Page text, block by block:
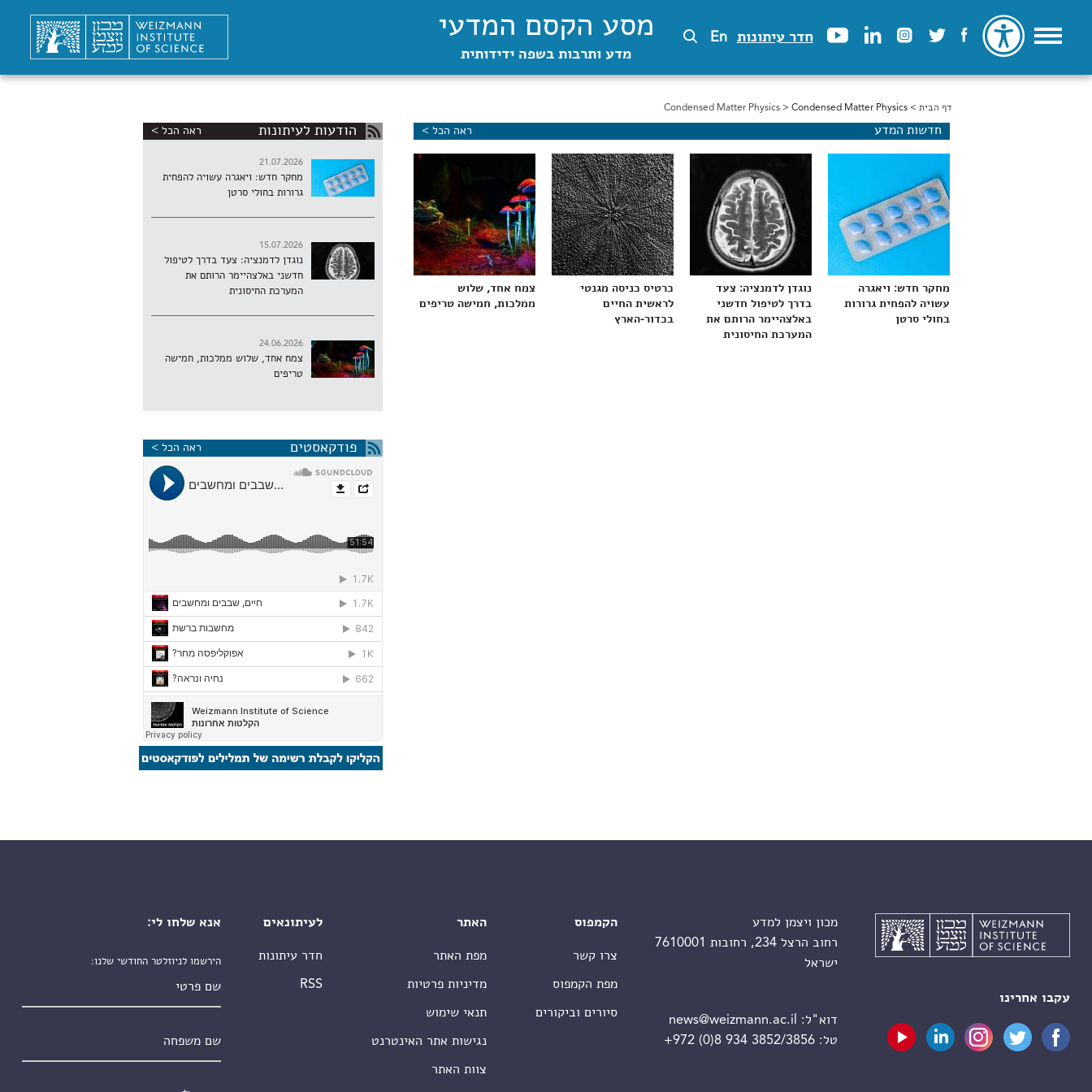
חדר עיתונות En מסע הקסם המדעי
מדע ותרבות בשפה ידידותית
הינך נמצא כאן
דף הבית >
Condensed Matter Physics> Condensed Matter Physics
חדשות המדע ראה הכל >
מחקר חדש: ויאגרה
עשויה להפחית גרורות
בחולי סרטן
נוגדן לדמנציה: צעד
בדרך לטיפול חדשני
באלצהיימר הרותם את
המערכת החיסונית
כרטיס כניסה מגנטי
לראשית החיים
בכדור-הארץ
צמח אחד, שלוש
ממלכות, חמישה טריפים
הודעות לעיתונות ראה הכל >
21.07.2026
מחקר חדש: ויאגרה עשויה להפחית
גרורות בחולי סרטן
15.07.2026
נוגדן לדמנציה: צעד בדרך לטיפול
חדשני באלצהיימר הרותם את
המערכת החיסונית
24.06.2026
צמח אחד, שלוש ממלכות, חמישה
טריפים
פודקאסטים ראה הכל >
עקבו אחרינו
מכון ויצמן למדע
רחוב הרצל 234, רחובות 7610001
ישראל
דוא"ל:
news@weizmann.ac.il
טל:+972 (0)8 934 3852/3856
הקמפוס
צרו קשר
מפת הקמפוס
סיורים וביקורים
האתר
מפת האתר
מדיניות פרטיות
תנאי שימוש
נגישות אתר האינטרנט
צוות האתר
לעיתונאים
חדר עיתונות
RSS
אנא שלחו לי:
הירשמו לניוזלטר החודשי שלנו: